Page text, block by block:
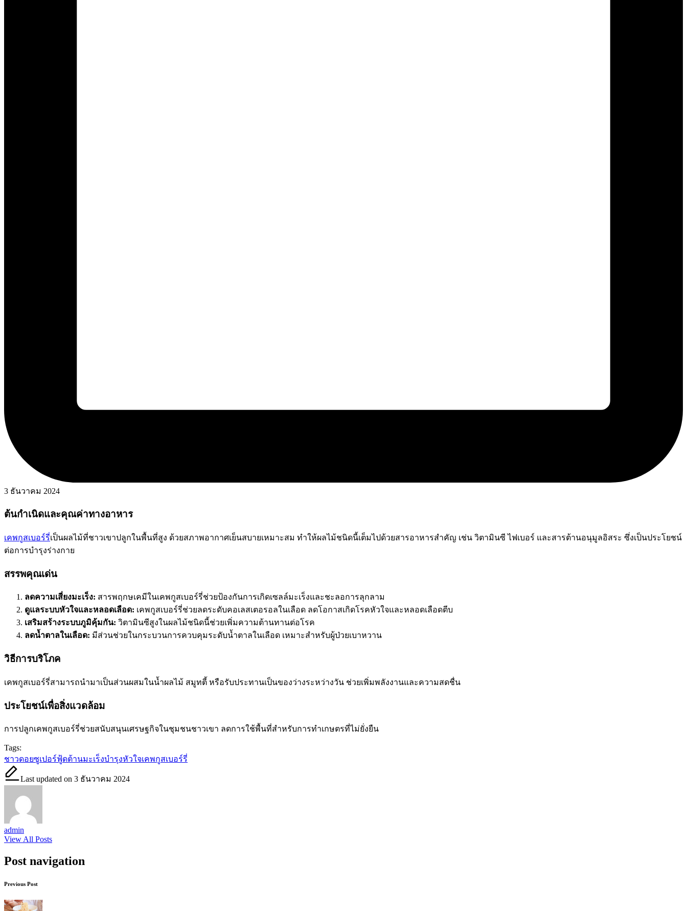
3 ธันวาคม 2024
ต้นกำเนิดและคุณค่าทางอาหาร
เคพกูสเบอร์รี่เป็นผลไม้ที่ชาวเขาปลูกในพื้นที่สูง ด้วยสภาพอากาศเย็นสบายเหมาะสม ทำให้ผลไม้ชนิดนี้เต็มไปด้วยสารอาหารสำคัญ เช่น วิตามินซี ไฟเบอร์ และสารต้านอนุมูลอิสระ ซึ่งเป็นประโยชน์
ต่อการบำรุงร่างกาย
สรรพคุณเด่น
ลดความเสี่ยงมะเร็ง: สารพฤกษเคมีในเคพกูสเบอร์รี่ช่วยป้องกันการเกิดเซลล์มะเร็งและชะลอการลุกลาม
ดูแลระบบหัวใจและหลอดเลือด: เคพกูสเบอร์รี่ช่วยลดระดับคอเลสเตอรอลในเลือด ลดโอกาสเกิดโรคหัวใจและหลอดเลือดตีบ
เสริมสร้างระบบภูมิคุ้มกัน: วิตามินซีสูงในผลไม้ชนิดนี้ช่วยเพิ่มความต้านทานต่อโรค
ลดน้ำตาลในเลือด: มีส่วนช่วยในกระบวนการควบคุมระดับน้ำตาลในเลือด เหมาะสำหรับผู้ป่วยเบาหวาน
วิธีการบริโภค
เคพกูสเบอร์รี่สามารถนำมาเป็นส่วนผสมในน้ำผลไม้ สมูทตี้ หรือรับประทานเป็นของว่างระหว่างวัน ช่วยเพิ่มพลังงานและความสดชื่น
ประโยชน์เพื่อสิ่งแวดล้อม
การปลูกเคพกูสเบอร์รี่ช่วยสนับสนุนเศรษฐกิจในชุมชนชาวเขา ลดการใช้พื้นที่สำหรับการทำเกษตรที่ไม่ยั่งยืน
Tags:
ชาวดอยซูเปอร์ฟู้ดต้านมะเร็งบำรุงหัวใจเคพกูสเบอร์รี่
Last updated on 3 ธันวาคม 2024
admin
View All Posts
Post navigation
Previous Post